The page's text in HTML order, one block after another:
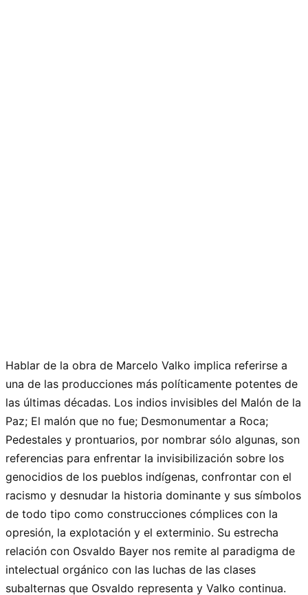
Hablar de la obra de Marcelo Valko implica referirse a
una de las producciones más políticamente potentes de
las últimas décadas. Los indios invisibles del Malón de la
Paz; El malón que no fue; Desmonumentar a Roca;
Pedestales y prontuarios, por nombrar sólo algunas, son
referencias para enfrentar la invisibilización sobre los
genocidios de los pueblos indígenas, confrontar con el
racismo y desnudar la historia dominante y sus símbolos
de todo tipo como construcciones cómplices con la
opresión, la explotación y el exterminio. Su estrecha
relación con Osvaldo Bayer nos remite al paradigma de
intelectual orgánico con las luchas de las clases
subalternas que Osvaldo representa y Valko continua.